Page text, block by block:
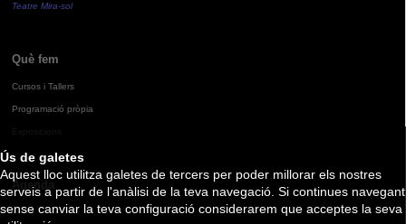
Ús de galetes
Aquest lloc utilitza galetes de tercers per poder millorar els nostres
serveis a partir de l'anàlisi de la teva navegació. Si continues navegant
sense canviar la teva configuració considerarem que acceptes la seva
Teatre Mira-sol
Què fem
Cursos i Tallers
Programació pròpia
Agenda